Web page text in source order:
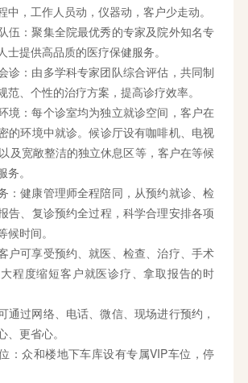
中，工作人员动，仪器动，客户少走动。
伍：聚集全院最优秀的专家及院外知名专
士提供高品质的医疗保健服务。
诊：由多学科专家团队综合评估，共同制
范、个性的治疗方案，提高诊疗效率。
境：每个诊室均为独立就诊空间，客户在
的环境中就诊。候诊厅设有咖啡机、电视
及宽敞整洁的独立休息区等，客户在等候
。
：健康管理师全程陪同，从预约就诊、检
告、复诊预约全过程，科学合理安排各项
时间。
户可享受预约、就医、检查、治疗、手术
程度缩短客户就医诊疗、拿取报告的时
通过网络、电话、微信、现场进行预约，
更省心。
：众和楼地下车库设有专属VIP车位，停